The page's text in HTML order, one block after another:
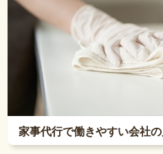
家事代行で働きやすい会社